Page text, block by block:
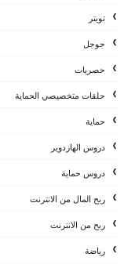
تويتر
جوجل
حصريات
حلقات متخصيصي الحماية
حماية
دروس الهاردوير
دروس حماية
ربح المال من الانترنت
ربح من الانترنت
رياضة